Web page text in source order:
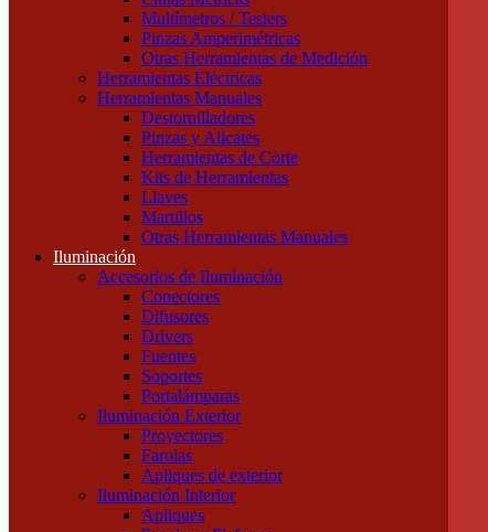
Multímetros / Testers
Pinzas Amperimétricas
Otras Herramientas de Medición
Herramientas Eléctricas
Herramientas Manuales
Destornilladores
Pinzas y Alicates
Herramientas de Corte
Kits de Herramientas
Llaves
Martillos
Otras Herramientas Manuales
Iluminación
Accesorios de Iluminación
Conectores
Difusores
Drivers
Fuentes
Soportes
Portalámparas
Iluminación Exterior
Proyectores
Farolas
Apliques de exterior
Iluminación Interior
Apliques
Cables de Instrumentación
Cables para Alta Temperatura
Cables Blindados
Cables Subterráneos
Cables TPR Tipo Taller
Cables Unipolares
Cables Multipolares
Herramientas
Accesorios e Insumos
Cajas de Herramientas
Mechas, Sierras, Machos
Herramientas de Medición
Calibres
Herramientas Eléctricas
Herramientas Manuales
Destornilladores
Pinzas y Alicates
Kits de Herramientas
Llaves